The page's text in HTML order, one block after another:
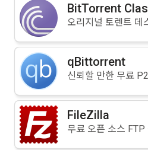
BitTorrent
오리지널 토렌트 데
qBittorrent
FileZilla
무료 오픈 소스 FTP